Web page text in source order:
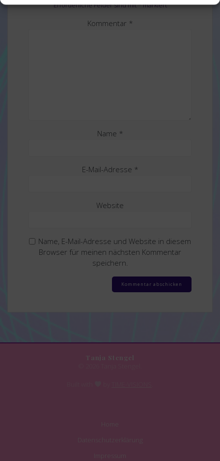
Erforderliche Felder sind mit*markiert
Kommentar *
Name *
E-Mail-Adresse *
Website
Name, E-Mail-Adresse und Website in diesem
Browser für meinen nächsten Kommentar
speichern.
Tanja Stengel
Home
Datenschutzerklärung
Impressum